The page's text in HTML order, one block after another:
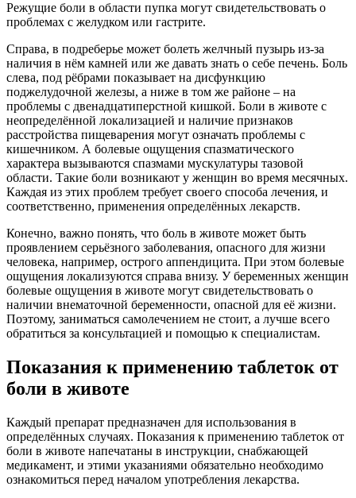
Режущие боли в области пупка могут свидетельствовать о
проблемах с желудком или гастрите.
Справа, в подреберье может болеть желчный пузырь из-за
наличия в нём камней или же давать знать о себе печень. Боль
слева, под рёбрами показывает на дисфункцию
поджелудочной железы, а ниже в том же районе – на
проблемы с двенадцатиперстной кишкой. Боли в животе с
неопределённой локализацией и наличие признаков
расстройства пищеварения могут означать проблемы с
кишечником. А болевые ощущения спазматического
характера вызываются спазмами мускулатуры тазовой
области. Такие боли возникают у женщин во время месячных.
Каждая из этих проблем требует своего способа лечения, и
соответственно, применения определённых лекарств.
Конечно, важно понять, что боль в животе может быть
проявлением серьёзного заболевания, опасного для жизни
человека, например, острого аппендицита. При этом болевые
ощущения локализуются справа внизу. У беременных женщин
болевые ощущения в животе могут свидетельствовать о
наличии внематочной беременности, опасной для её жизни.
Поэтому, заниматься самолечением не стоит, а лучше всего
обратиться за консультацией и помощью к специалистам.
Показания к применению таблеток от
боли в животе
Каждый препарат предназначен для использования в
определённых случаях. Показания к применению таблеток от
боли в животе напечатаны в инструкции, снабжающей
медикамент, и этими указаниями обязательно необходимо
ознакомиться перед началом употребления лекарства.